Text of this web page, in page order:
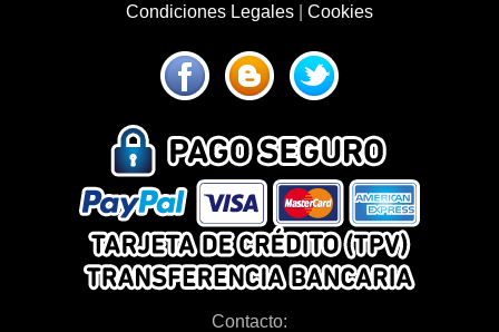
Condiciones Legales
Cookies
Contacto: